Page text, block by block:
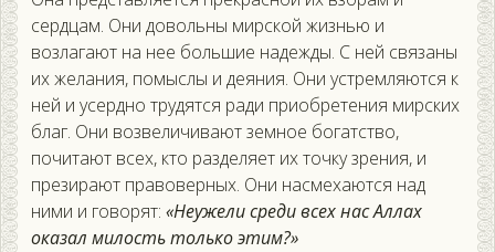
сердцам. Они довольны мирской жизнью и
возлагают на нее большие надежды. С ней связаны
их желания, помыслы и деяния. Они устремляются к
ней и усердно трудятся ради приобретения мирских
благ. Они возвеличивают земное богатство,
почитают всех, кто разделяет их точку зрения, и
презирают правоверных. Они насмехаются над
ними и говорят: «Неужели среди всех нас Аллах
оказал милость только этим?»